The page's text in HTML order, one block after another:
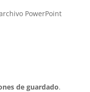
PowerPoint
de guardado.